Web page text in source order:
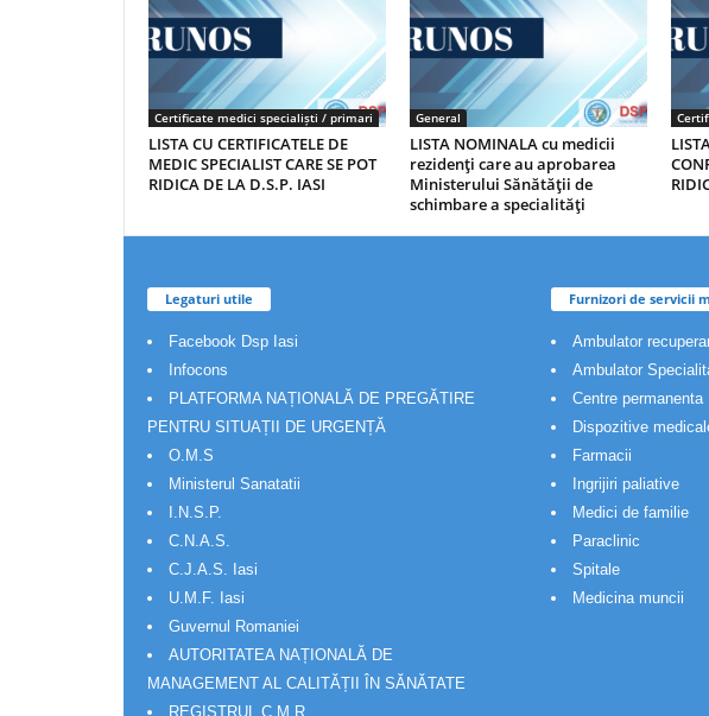
Certificate medici specialiști / primari
LISTA CU CERTIFICATELE DE
MEDIC SPECIALIST CARE SE POT
RIDICA DE LA D.S.P. IASI
General
LISTA NOMINALA cu medicii
rezidenţi care au aprobarea
Ministerului Sănătăţii de
schimbare a specialităţi
Legaturi utile
Facebook Dsp Iasi
Infocons
PLATFORMA NAȚIONALĂ DE PREGĂTIRE
PENTRU SITUAȚII DE URGENȚĂ
O.M.S
Ministerul Sanatatii
I.N.S.P.
C.N.A.S.
C.J.A.S. Iasi
U.M.F. Iasi
Guvernul Romaniei
AUTORITATEA NAȚIONALĂ DE
MANAGEMENT AL CALITĂȚII ÎN SĂNĂTATE
REGISTRUL C.M.R.
Furnizori de servicii
Ambulator
Ambulator
Centre permanenta
Dispozitive
Farmacii
Ingrijiri paliative
Medici de familie
Paraclinic
Spitale
Medicina muncii